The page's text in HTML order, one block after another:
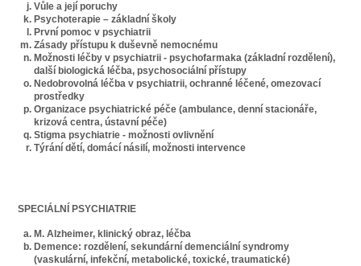
Vůle a její poruchy
Psychoterapie – základní školy
První pomoc v psychiatrii
Zásady přístupu k duševně nemocnému
Možnosti léčby v psychiatrii - psychofarmaka (základní rozdělení),
další biologická léčba, psychosociální přístupy
Nedobrovolná léčba v psychiatrii, ochranné léčené, omezovací
prostředky
Organizace psychiatrické péče (ambulance, denní stacionáře,
krizová centra, ústavní péče)
Stigma psychiatrie - možnosti ovlivnění
Týrání dětí, domácí násilí, možnosti intervence
SPECIÁLNÍ PSYCHIATRIE
M. Alzheimer, klinický obraz, léčba
Demence: rozdělení, sekundární demenciální syndromy
(vaskulární, infekční, metabolické, toxické, traumatické)